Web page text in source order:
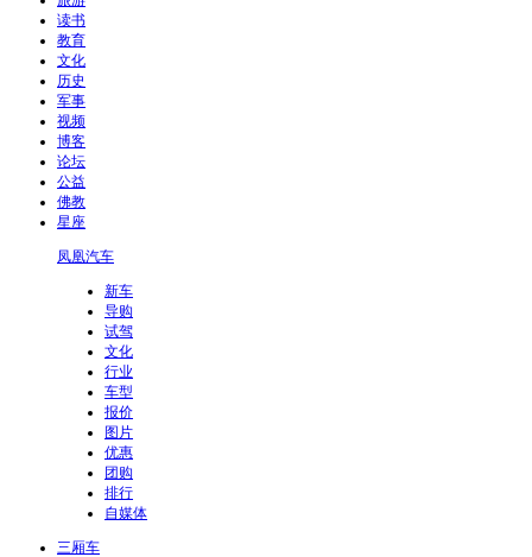
读书
教育
文化
历史
军事
视频
博客
论坛
公益
佛教
星座
凤凰汽车
新车
导购
试驾
文化
行业
车型
报价
图片
优惠
团购
排行
自媒体
三厢车